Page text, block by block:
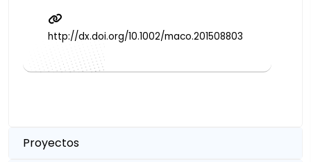
http://dx.doi.org/10.1002/maco.201508803
Proyectos